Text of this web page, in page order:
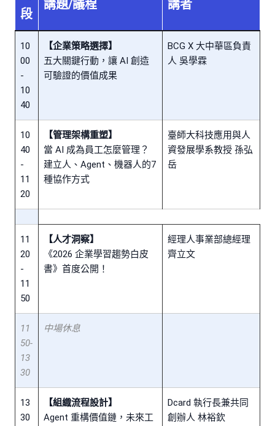
段
講題/議程 講者
10
00
-
10
40
【企業策略選擇】
五大關鍵行動，讓 AI 創造
可驗證的價值成果
BCG X 大中華區負責
人 吳學霖
10
40
-
11
20
【管理架構重塑】
當 AI 成為員工怎麼管理？
建立人、Agent、機器人的7
種協作方式
臺師大科技應用與人
資發展學系教授 孫弘
岳
11
20
-
11
50
【人才洞察】
《2026 企業學習趨勢白皮
書》首度公開！
經理人事業部總經理
齊立文
11
50-
13
30
中場休息
13
30
【組織流程設計】
Agent 重構價值鏈，未來工
Dcard 執行長兼共同
創辦人 林裕欽